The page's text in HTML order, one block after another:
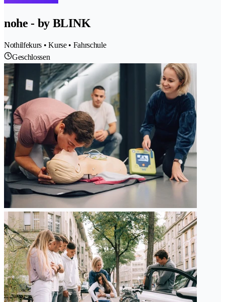
nohe - by BLINK
Nothilfekurs • Kurse • Fahrschule
Geschlossen